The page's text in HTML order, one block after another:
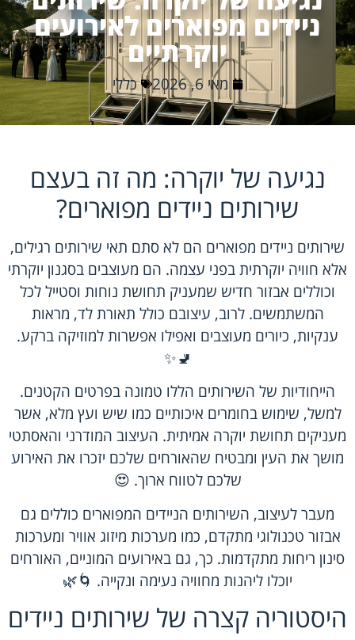
ניידים מפוארים לאירועים
יוקרתיים
מאי 6, 2026 כללי
נגיעה של יוקרה: מה זה בעצם
שירותים ניידים מפוארים?
שירותים ניידים מפוארים הם לא סתם תאי שירותים רגילים,
אלא חוויה יוקרתית בפני עצמה. הם מעוצבים בסגנון יוקרתי
וכוללים אבזור חדיש שמעניק תחושת נוחות וסטייל לכל
המשתמשים. לרוב, עיצובם כולל תאורת לד, מראות
ענקיות, כיורים מעוצבים ואפילו אפשרות למוזיקה ברקע.
🚽✨
הייחודיות של השירותים הללו טמונה בפרטים הקטנים.
למשל, שימוש בחומרים איכותיים כמו שיש ועץ מלא, אשר
מעניקים תחושת יוקרה אמיתית. העיצוב המודרני והאסתטי
מושך את העין ומבטיח שהאורחים שלכם יזכרו את האירוע
שלכם לטווח ארוך. 😍
מעבר לעיצוב, השירותים הניידים המפוארים כוללים גם
אבזור טכנולוגי מתקדם, כמו מערכות מיזוג אוויר ומערכות
סינון ריחות מתקדמות. כך, גם באירועים המוניים, האורחים
יוכלו ליהנות מחוויה נעימה ונקייה. 🌀🌿
היסטוריה קצרה של שירותים ניידים